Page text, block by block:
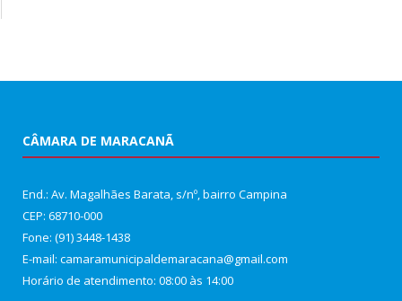
CÂMARA DE MARACANÃ
End.: Av. Magalhães Barata, s/nº, bairro Campina
CEP: 68710-000
Fone: (91) 3448-1438
E-mail: camaramunicipaldemaracana@gmail.com
Horário de atendimento: 08:00 às 14:00